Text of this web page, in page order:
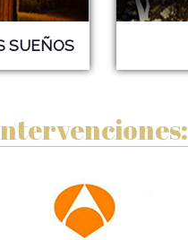
SUEÑOS